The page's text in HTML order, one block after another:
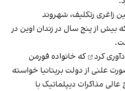
زاغری رتکلیف، شهروند
که بیش از پنج سال در زندان اوین در
کرد
که خانواده فورمن
علنی از دولت بریتانیا خواسته
مذاکرات دیپلماتیک با